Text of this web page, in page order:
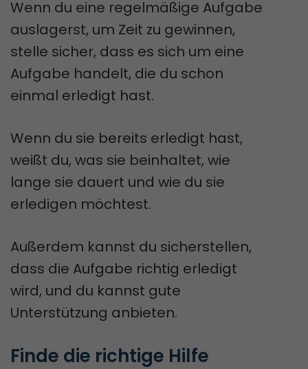
Wenn du eine regelmäßige Aufgabe
auslagerst, um Zeit zu gewinnen,
stelle sicher, dass es sich um eine
Aufgabe handelt, die du schon
einmal erledigt hast.
Wenn du sie bereits erledigt hast,
weißt du, was sie beinhaltet, wie
lange sie dauert und wie du sie
erledigen möchtest.
Außerdem kannst du sicherstellen,
dass die Aufgabe richtig erledigt
wird, und du kannst gute
Unterstützung anbieten.
Finde die richtige Hilfe